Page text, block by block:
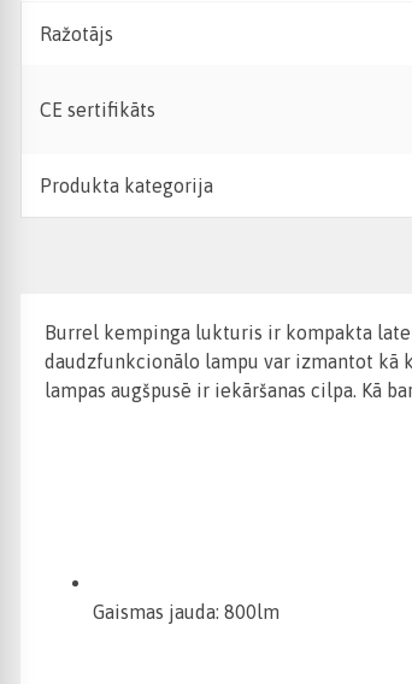
Ražotājs
CE sertifikāts
Produkta kategorija
Burrel kempinga lukturis ir kompakta
daudzfunkcionālo lampu var izmantot kā
lampas augšpusē ir iekāršanas cilpa. Kā
Gaismas jauda: 800lm